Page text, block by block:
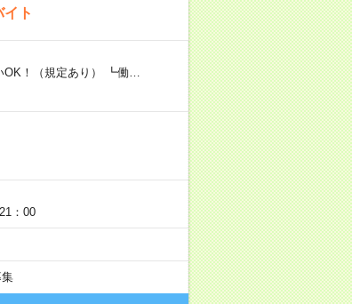
ト
！（規定あり） ┗働…
：00